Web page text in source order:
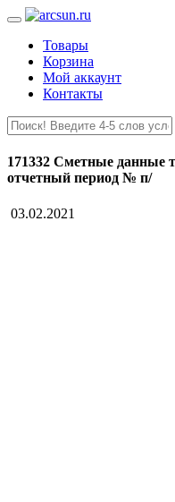
Товары
Корзина
Мой аккаунт
Контакты
171332 Сметные данные
отчетный период № п/
03.02.2021